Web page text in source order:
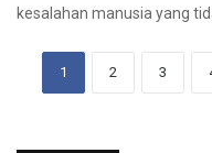
kesalahan manusia yang
1 2 3